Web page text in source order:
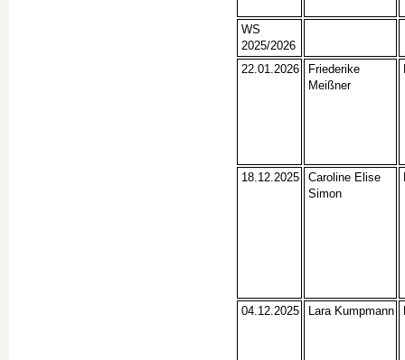
WS
2025/2026
22.01.2026
Friederike
Meißner
18.12.2025
Caroline Elise
Simon
04.12.2025 Lara Kumpmann